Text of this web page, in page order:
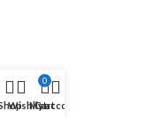
Wishlist
0
Cart
My account